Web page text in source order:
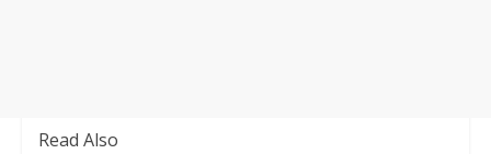
Read Also